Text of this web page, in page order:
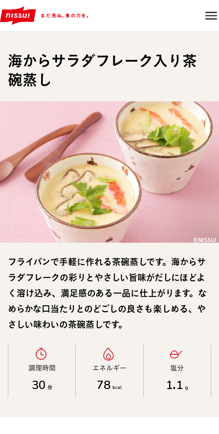
海からサラダフレーク入り茶
碗蒸し
フライパンで手軽に作れる茶碗蒸しです。海からサ
ラダフレークの彩りとやさしい旨味がだしにほどよ
く溶け込み、満足感のある一品に仕上がります。な
めらかな口当たりとのどごしの良さも楽しめる、や
さしい味わいの茶碗蒸しです。
調理時間​
30 分
エネルギー​
78 kcal
塩分​
1.1 g